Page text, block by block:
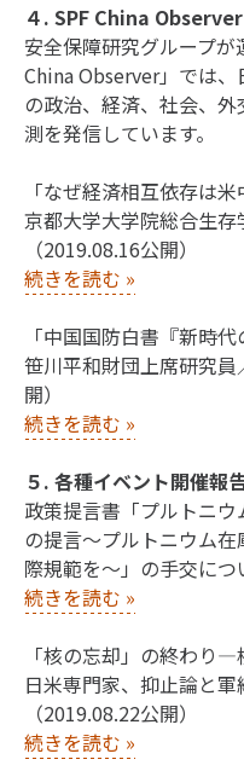
４. SPF China
安全保障研究グループ
China Observer」では
の政治、経済、社会、
測を発信しています。
「なぜ経済相互依存は
京都大学大学院総合生
（2019.08.16公開）
続きを読む »
「中国国防白書『新時代
笹川平和財団上席研究
開）
続きを読む »
５. 各種イベント開催報
政策提言書「プルトニ
の提言～プルトニウム
際規範を～」の手交につ
続きを読む »
「核の忘却」の終わり
日米専門家、抑止論と
（2019.08.22公開）
続きを読む »